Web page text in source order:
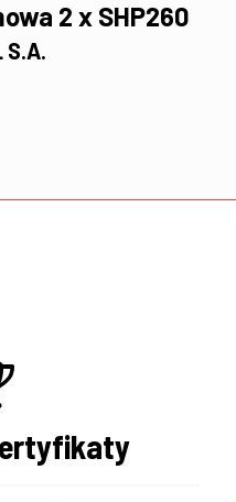
2 x SHP260
S.A.